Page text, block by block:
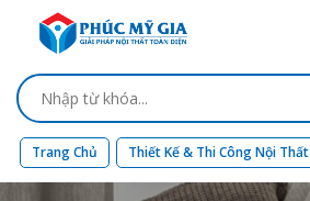
Trang Chủ Thiết Kế & Thi Công Nội Thất